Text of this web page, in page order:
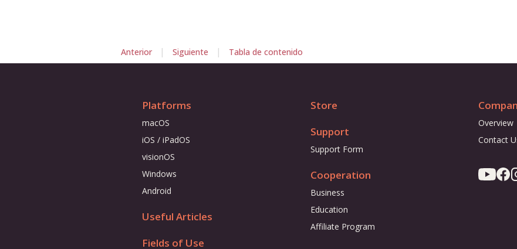
Anterior | Siguiente | Tabla de contenido
Platforms
macOS
iOS / iPadOS
visionOS
Windows
Android
Useful Articles
Fields of Use
Store
Support
Support Form
Cooperation
Business
Education
Affiliate Program
Overview
Contact